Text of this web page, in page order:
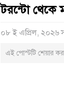
টরন্টো থেকে
০৮ ই এপ্রিল, ২০২৬
এই পোস্টটি শেয়ার